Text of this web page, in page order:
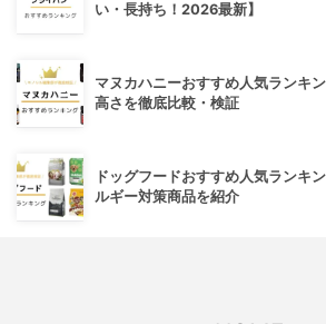
い・長持ち！2026最新】
マヌカハニーおすすめ人気ランキ
高さを徹底比較・検証
ドッグフードおすすめ人気ランキ
ルギー対策商品を紹介